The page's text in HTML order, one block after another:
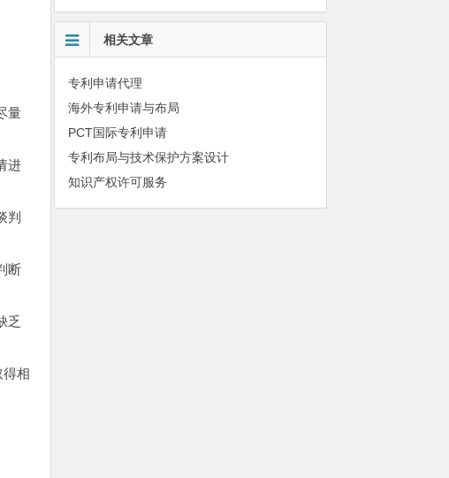
量
进
判
断
乏
得相
相关文章
专利申请代理
海外专利申请与布局
PCT国际专利申请
专利布局与技术保护方案设计
知识产权许可服务